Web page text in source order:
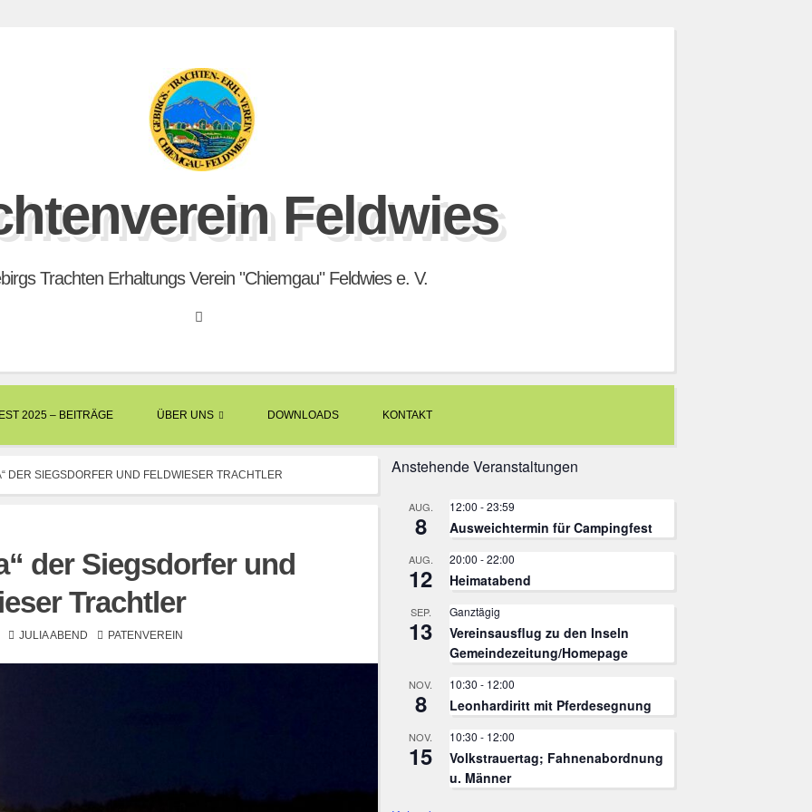
Feldwies
Trachten Erhaltungs Verein "Chiemgau" Feldwies e. V.
Search
2025 – BEITRÄGE ÜBER UNS DOWNLOADS KONTAKT
DER SIEGSDORFER UND FELDWIESER TRACHTLER
der Siegsdorfer und
Trachtler
JULIA ABEND PATENVEREIN
Anstehende Veranstaltungen
AUG.
8
12:00 -23:59
Ausweichtermin für Campingfest
AUG.
12
20:00 -22:00
Heimatabend
SEP.
13
Ganztägig
Vereinsausflug zu den Inseln
Gemeindezeitung/Homepage
NOV.
8
10:30 - 12:00
Leonhardiritt mit Pferdesegnung
NOV.
15
10:30 - 12:00
Volkstrauertag; Fahnenabordnung
u. Männer